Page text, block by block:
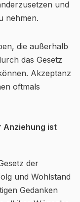
und
nehmen.
die außerhalb
das Gesetz
Akzeptanz
oftmals
Anziehung ist
der
und Wohlstand
Gedanken